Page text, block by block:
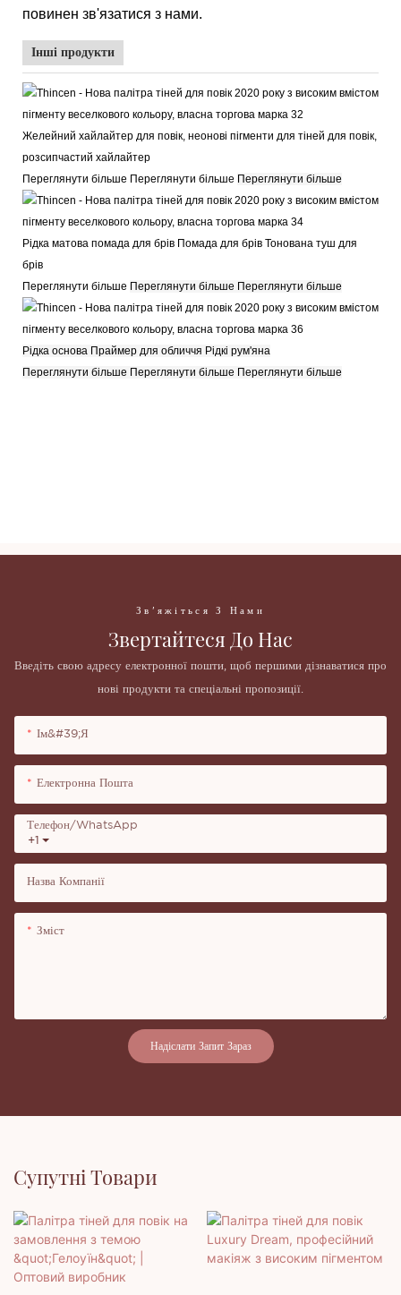
повинен зв'язатися з нами.
Інші продукти
Желейний хайлайтер для повік, неонові пігменти для тіней для повік,
розсипчастий хайлайтер
Переглянути більше Переглянути більше Переглянути більше
Рідка матова помада для брів Помада для брів Тонована туш для
брів
Переглянути більше Переглянути більше Переглянути більше
Рідка основа Праймер для обличчя Рідкі рум'яна
Переглянути більше Переглянути більше Переглянути більше
Зв'яжіться З Нами
Звертайтеся До Нас
Введіть свою адресу електронної пошти, щоб першими дізнаватися про
нові продукти та спеціальні пропозиції.
Ім&#39;я
Електронна Пошта
+1
Телефон/WhatsApp
Назва Компанії
Зміст
Надіслати Запит Зараз
Супутні Товари